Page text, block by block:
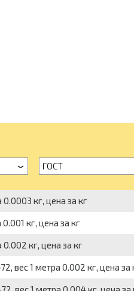
ГОСТ
кг, цена за кг
кг, цена за кг
кг, цена за кг
вес 1 метра 0.002 кг, цена за